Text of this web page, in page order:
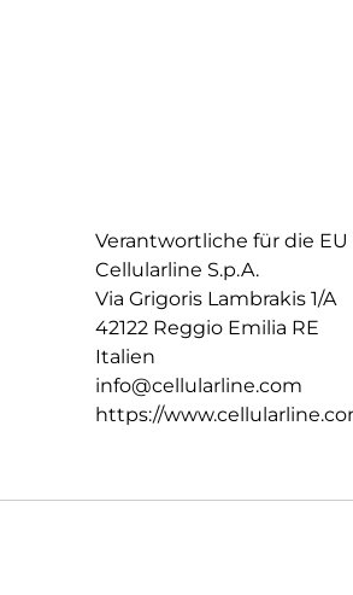
Verantwortliche für die EU
Cellularline S.p.A.
Via Grigoris Lambrakis 1/A
42122 Reggio Emilia RE
Italien
info@cellularline.com
https://